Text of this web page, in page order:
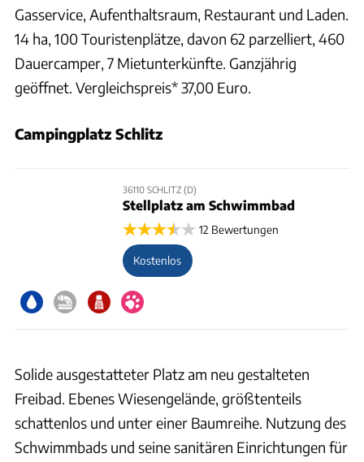
Gasservice, Aufenthaltsraum, Restaurant und Laden.
14 ha, 100 Touristenplätze, davon 62 parzelliert, 460
Dauercamper, 7 Mietunterkünfte. Ganzjährig
geöffnet. Vergleichspreis* 37,00 Euro.
Campingplatz Schlitz
36110 SCHLITZ (D)
Stellplatz am Schwimmbad
12 Bewertungen
Kostenlos
Solide ausgestatteter Platz am neu gestalteten
Freibad. Ebenes Wiesengelände, größtenteils
schattenlos und unter einer Baumreihe. Nutzung des
Schwimmbads und seine sanitären Einrichtungen für